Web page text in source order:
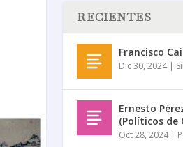
RECIENTES
Francisco
Dic 30, 2024|
Ernesto
(Políticos de
Oct 28, 2024|